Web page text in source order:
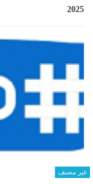
2025
غير مصنف